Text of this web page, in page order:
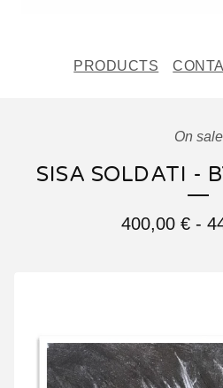
PRODUCTS
On sale
SISA SOLDATI -
400,00 €-